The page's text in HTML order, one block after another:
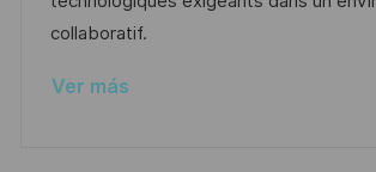
n p
b
collaboratif.
Ver más